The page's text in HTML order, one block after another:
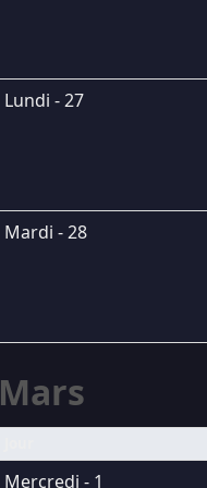
Lundi - 27
Mardi - 28
Mars
Mercredi - 1